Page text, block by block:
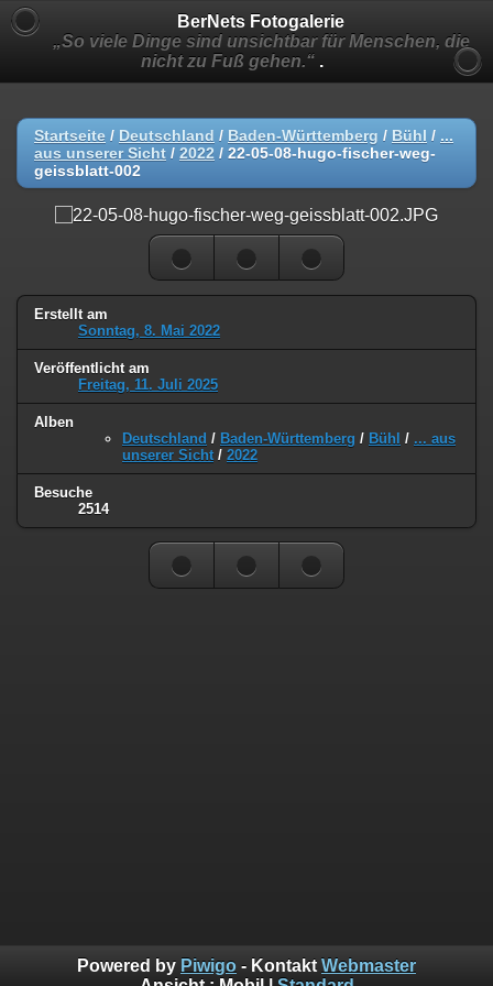
BerNets Fotogalerie
„So viele Dinge sind unsichtbar für Menschen, die
nicht zu Fuß gehen.“ .
Startseite / Deutschland / Baden-Württemberg / Bühl / ...
aus unserer Sicht / 2022 / 22-05-08-hugo-fischer-weg-
geissblatt-002
Erstellt am
Sonntag, 8. Mai 2022
Veröffentlicht am
Freitag, 11. Juli 2025
Alben
Deutschland / Baden-Württemberg / Bühl / ... aus
unserer Sicht / 2022
Besuche
2514
Powered by Piwigo - Kontakt Webmaster